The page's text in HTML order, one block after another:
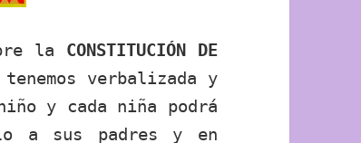
la CONSTITUCIÓN DE
verbalizada y
y cada niña podrá
a sus padres y en